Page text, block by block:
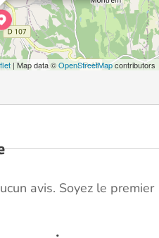
| Map data ©OpenStreetMapcontributors
avis. Soyez le premier